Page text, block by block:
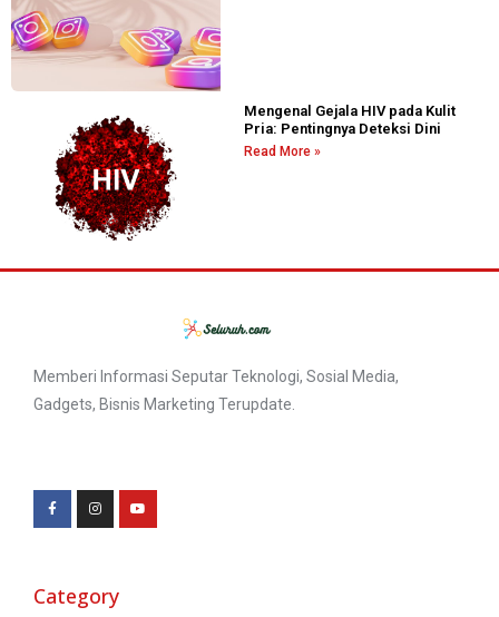
Mengenal Gejala HIV pada Kulit
Pria: Pentingnya Deteksi Dini
Read More »
Memberi Informasi Seputar Teknologi, Sosial Media,
Gadgets, Bisnis Marketing Terupdate.
Category